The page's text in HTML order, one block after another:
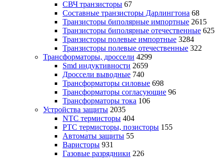
СВЧ транзисторы 67
Составные транзисторы Дарлингтона 68
Транзисторы биполярные импортные 2615
Транзисторы биполярные отечественные 625
Транзисторы полевые импортные 3284
Транзисторы полевые отечественные 322
Трансформаторы, дроссели 4299
Smd индуктивности 2659
Дроссели выводные 740
Трансформаторы силовые 698
Трансформаторы согласующие 96
Трансформаторы тока 106
Устройства защиты 2035
NTC термисторы 404
PTC термисторы, позисторы 155
Автоматы защиты 55
Варисторы 931
Газовые разрядники 226